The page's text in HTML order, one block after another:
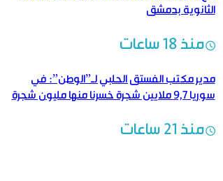
الثانوية بدمشق
منذ 18 ساعات
مدير مكتب الفستق الحلبي لـ”الوطن”: في
سوريا 9,7 ملايين شجرة خسرنا منها مليون شجرة
منذ 21 ساعات